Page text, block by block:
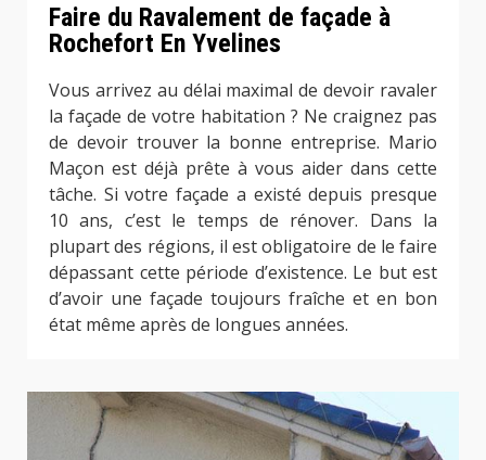
Faire du Ravalement de façade à
Rochefort En Yvelines
Vous arrivez au délai maximal de devoir ravaler
la façade de votre habitation ? Ne craignez pas
de devoir trouver la bonne entreprise. Mario
Maçon est déjà prête à vous aider dans cette
tâche. Si votre façade a existé depuis presque
10 ans, c’est le temps de rénover. Dans la
plupart des régions, il est obligatoire de le faire
dépassant cette période d’existence. Le but est
d’avoir une façade toujours fraîche et en bon
état même après de longues années.